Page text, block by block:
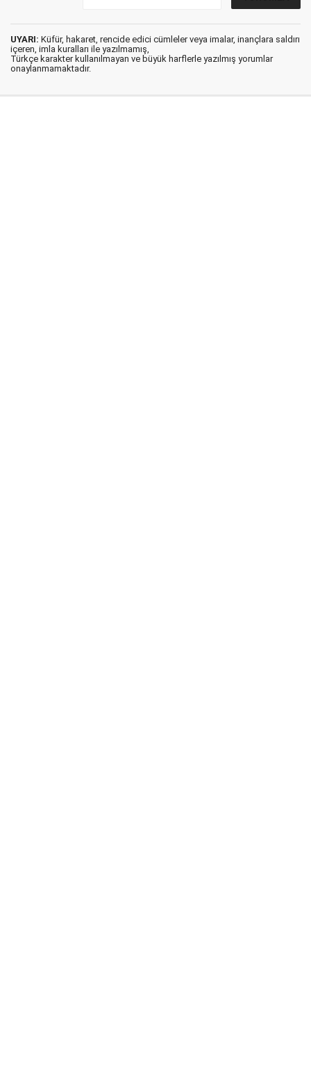
UYARI: Küfür, hakaret, rencide edici cümleler veya imalar, inançlara saldırı
içeren, imla kuralları ile yazılmamış,
Türkçe karakter kullanılmayan ve büyük harflerle yazılmış yorumlar
onaylanmamaktadır.